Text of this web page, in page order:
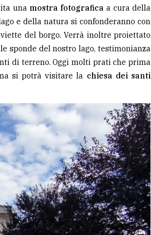
una mostra fotografica a cura della
e della natura si confonderanno con
del borgo. Verrà inoltre proiettato
sponde del nostro lago, testimonianza
di terreno. Oggi molti prati che prima
si potrà visitare la chiesa dei santi